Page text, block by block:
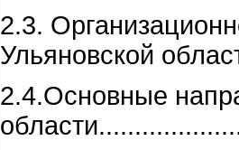
2.3.
Ульяновской
2.4.Основные